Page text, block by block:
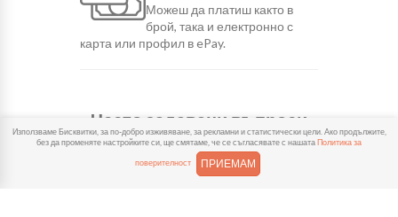
Можеш да платиш както в
брой, така и електронно с
карта или профил в ePay.
Често задавани въпроси
КОЛКО ВРЕМЕ ОТНЕМА ДОСТАВКАТА?
Използваме Бисквитки, за по-добро изживяване, за рекламни и статистически цели. Ако продължите,
без да променяте настройките си, ще смятаме, че се съгласявате с нашатаПолитика за
поверителност ПРИЕМАМ